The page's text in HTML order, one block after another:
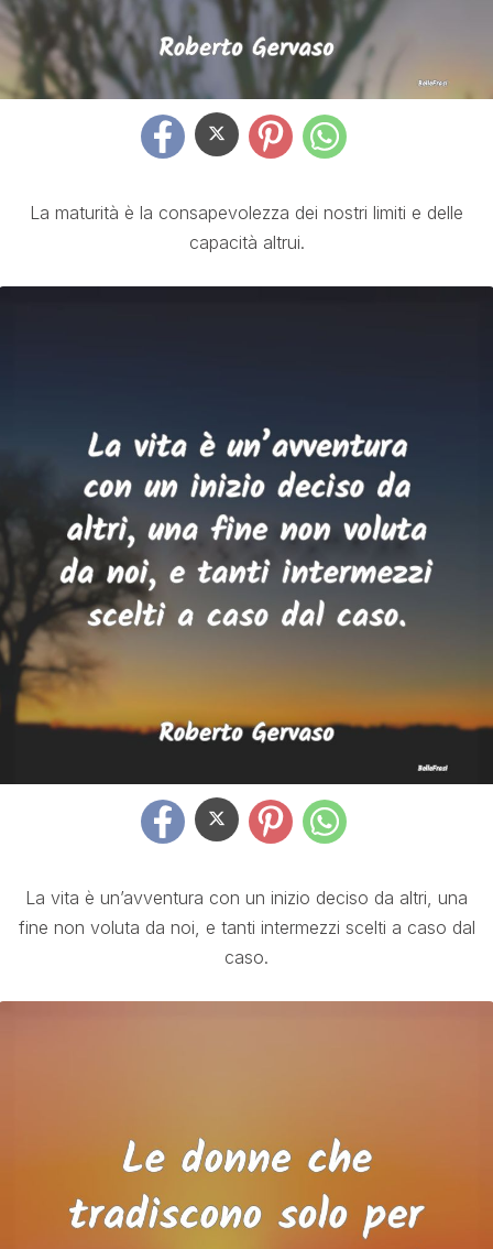
La maturità è la consapevolezza dei nostri limiti e delle
capacità altrui.
La vita è un’avventura con un inizio deciso da altri, una
fine non voluta da noi, e tanti intermezzi scelti a caso dal
caso.